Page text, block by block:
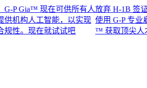
Gia™ 现在可供所有人
构人工智能，以实现
。现在就试试吧​​
放弃 H-1B 签证。
使用 G-P 专业雇主
™ 获取顶尖人才。​​